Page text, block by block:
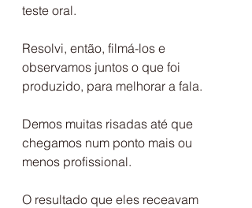
teste oral.
Resolvi, então, filmá-los e
observamos juntos o que foi
produzido, para melhorar a fala.
Demos muitas risadas até que
chegamos num ponto mais ou
menos profissional.
O resultado que eles receavam